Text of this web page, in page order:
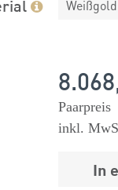
Paarpreis
inkl.
In